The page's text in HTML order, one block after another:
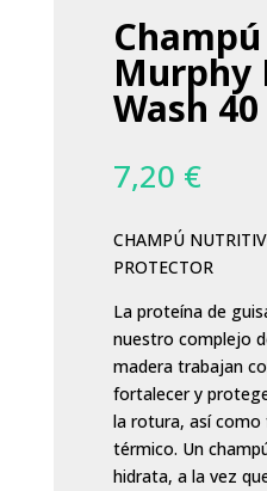
Murphy
Wash
7,20 €
CHAMPÚ
PROTECTOR
La proteína de
nuestro complejo
madera trabajan
fortalecer y
la rotura, así como
térmico. Un
hidrata, a la vez